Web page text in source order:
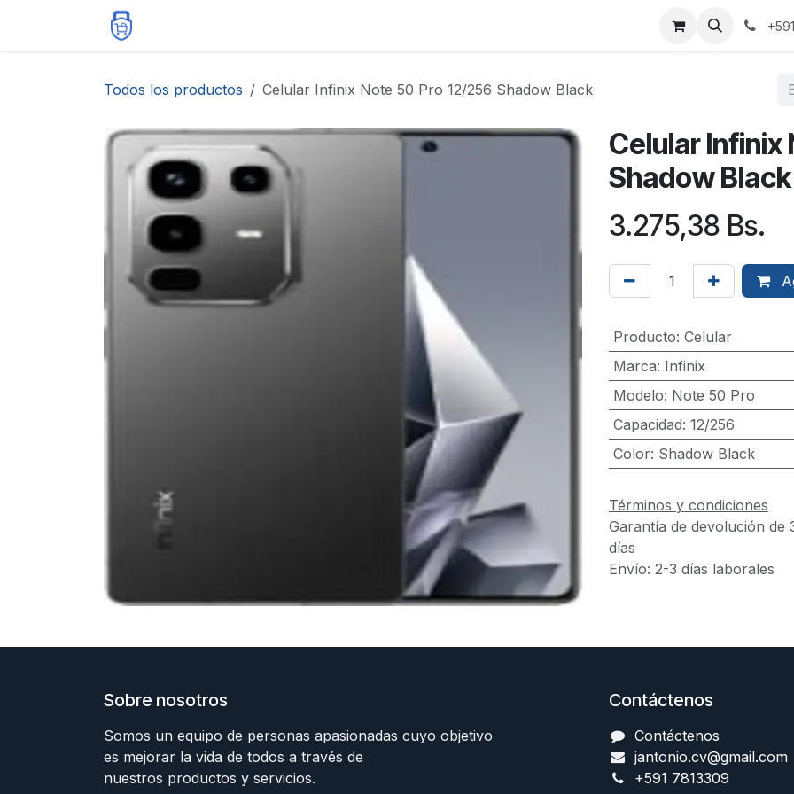
Todos los productos Celular Infinix Note 50 Pro 12/256 Shadow Black
Celular Infinix
Shadow Black
3.275,38 Bs.
Producto: Celular
Marca: Infinix
Modelo: Note 50 Pro
Capacidad: 12/256
Color: Shadow Black
Términos y condiciones
Garantía de devolución de
días
Envío: 2-3 días laborales
Sobre nosotros
Somos un equipo de personas apasionadas cuyo objetivo
es mejorar la vida de todos a través de
nuestros productos y servicios.
Contáctenos
Contáctenos
jantonio.cv@gmail.com
+591 7813309